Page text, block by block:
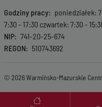
Menu wyróżnione
Godziny pracy
poniedziałek:
7:30 - 17:30 czwartek: 7:30 -
NIP
741-20-25-674
REGON
510743692
© 2026 Warmińsko-Mazurskie